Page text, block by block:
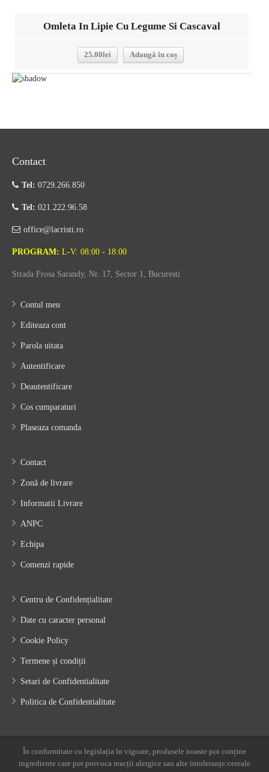
Omleta In Lipie Cu Legume Si Cascaval
25.00lei Adaugă în coș
Contact
Tel: 0729.266.850
Tel: 021.222.96.58
office@lacristi.ro
PROGRAM: L-V: 08:00 - 18:00
Strada Frosa Sarandy, Nr. 17, Sector 1, Bucuresti
Contul meu
Editeaza cont
Parola uitata
Autentificare
Deautentificare
Cos cumparaturi
Plaseaza comanda
Contact
Zonă de livrare
Informatii Livrare
ANPC
Echipa
Comenzi rapide
Centru de Confidențialitate
Date cu caracter personal
Cookie Policy
Termene și condiții
Setari de Confidentialitate
Politica de Confidentialitate
În conformitate cu legislația în vigoare, produsele noaste pot conține
ingrediente care pot provoca reacții alergice sau alte intoleranțe:cereale